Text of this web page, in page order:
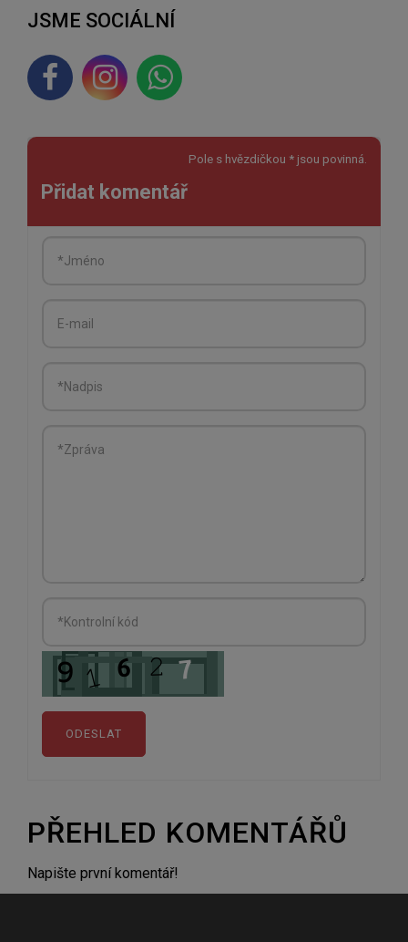
JSME SOCIÁLNÍ
Pole s hvězdičkou * jsou povinná.
Přidat komentář
PŘEHLED KOMENTÁŘŮ
Napište první komentář!